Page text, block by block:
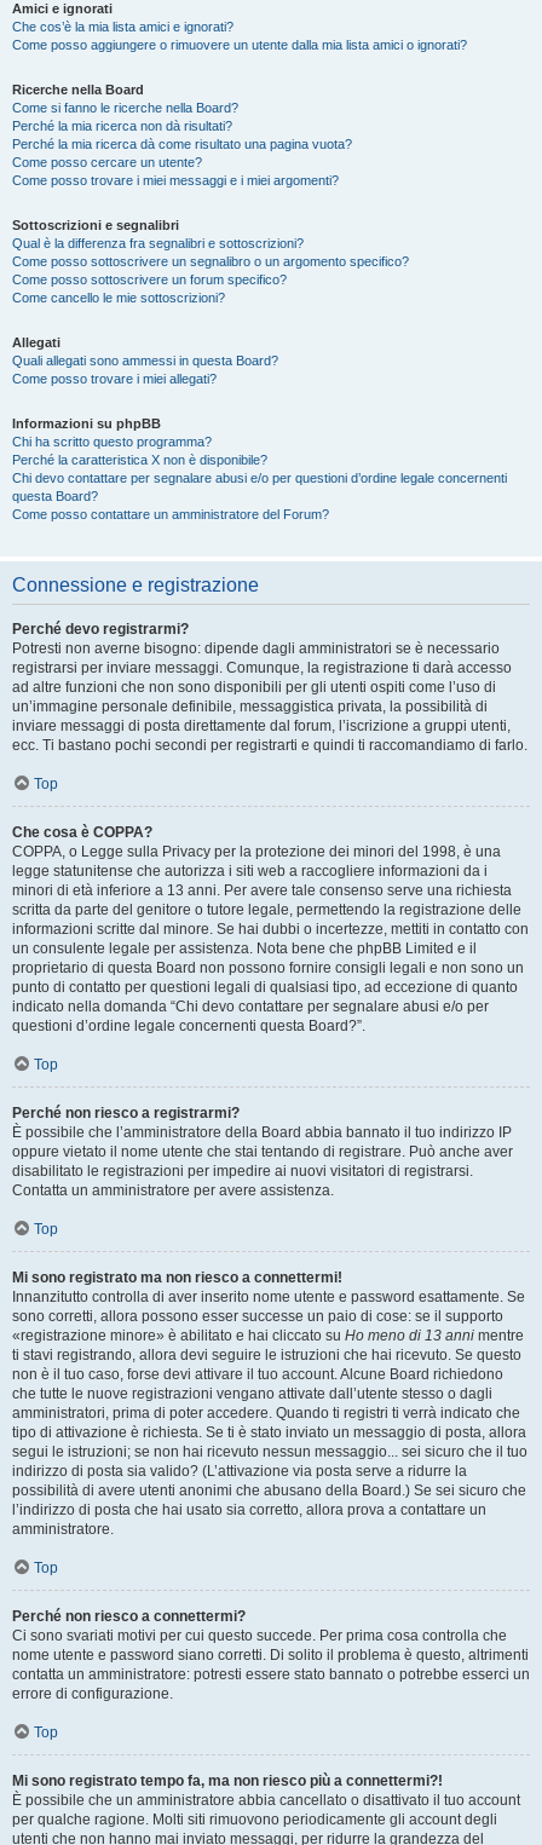
Amici e ignorati
Che cos’è la mia lista amici e ignorati?
Come posso aggiungere o rimuovere un utente dalla mia lista amici o ignorati?
Ricerche nella Board
Come si fanno le ricerche nella Board?
Perché la mia ricerca non dà risultati?
Perché la mia ricerca dà come risultato una pagina vuota?
Come posso cercare un utente?
Come posso trovare i miei messaggi e i miei argomenti?
Sottoscrizioni e segnalibri
Qual è la differenza fra segnalibri e sottoscrizioni?
Come posso sottoscrivere un segnalibro o un argomento specifico?
Come posso sottoscrivere un forum specifico?
Come cancello le mie sottoscrizioni?
Allegati
Quali allegati sono ammessi in questa Board?
Come posso trovare i miei allegati?
Informazioni su phpBB
Chi ha scritto questo programma?
Perché la caratteristica X non è disponibile?
Chi devo contattare per segnalare abusi e/o per questioni d’ordine legale concernenti
questa Board?
Come posso contattare un amministratore del Forum?
Connessione e registrazione
Perché devo registrarmi?
Potresti non averne bisogno: dipende dagli amministratori se è necessario
registrarsi per inviare messaggi. Comunque, la registrazione ti darà accesso
ad altre funzioni che non sono disponibili per gli utenti ospiti come l’uso di
un’immagine personale definibile, messaggistica privata, la possibilità di
inviare messaggi di posta direttamente dal forum, l’iscrizione a gruppi utenti,
ecc. Ti bastano pochi secondi per registrarti e quindi ti raccomandiamo di farlo.
Top
Che cosa è COPPA?
COPPA, o Legge sulla Privacy per la protezione dei minori del 1998, è una
legge statunitense che autorizza i siti web a raccogliere informazioni da i
minori di età inferiore a 13 anni. Per avere tale consenso serve una richiesta
scritta da parte del genitore o tutore legale, permettendo la registrazione delle
informazioni scritte dal minore. Se hai dubbi o incertezze, mettiti in contatto con
un consulente legale per assistenza. Nota bene che phpBB Limited e il
proprietario di questa Board non possono fornire consigli legali e non sono un
punto di contatto per questioni legali di qualsiasi tipo, ad eccezione di quanto
indicato nella domanda “Chi devo contattare per segnalare abusi e/o per
questioni d’ordine legale concernenti questa Board?”.
Top
Perché non riesco a registrarmi?
È possibile che l’amministratore della Board abbia bannato il tuo indirizzo IP
oppure vietato il nome utente che stai tentando di registrare. Può anche aver
disabilitato le registrazioni per impedire ai nuovi visitatori di registrarsi.
Contatta un amministratore per avere assistenza.
Top
Mi sono registrato ma non riesco a connettermi!
Innanzitutto controlla di aver inserito nome utente e password esattamente. Se
sono corretti, allora possono esser successe un paio di cose: se il supporto
«registrazione minore» è abilitato e hai cliccato su Ho meno di 13 anni mentre
ti stavi registrando, allora devi seguire le istruzioni che hai ricevuto. Se questo
non è il tuo caso, forse devi attivare il tuo account. Alcune Board richiedono
che tutte le nuove registrazioni vengano attivate dall’utente stesso o dagli
amministratori, prima di poter accedere. Quando ti registri ti verrà indicato che
tipo di attivazione è richiesta. Se ti è stato inviato un messaggio di posta, allora
segui le istruzioni; se non hai ricevuto nessun messaggio... sei sicuro che il tuo
indirizzo di posta sia valido? (L’attivazione via posta serve a ridurre la
possibilità di avere utenti anonimi che abusano della Board.) Se sei sicuro che
l’indirizzo di posta che hai usato sia corretto, allora prova a contattare un
amministratore.
Top
Perché non riesco a connettermi?
Ci sono svariati motivi per cui questo succede. Per prima cosa controlla che
nome utente e password siano corretti. Di solito il problema è questo, altrimenti
contatta un amministratore: potresti essere stato bannato o potrebbe esserci un
errore di configurazione.
Top
Mi sono registrato tempo fa, ma non riesco più a connettermi?!
È possibile che un amministratore abbia cancellato o disattivato il tuo account
per qualche ragione. Molti siti rimuovono periodicamente gli account degli
utenti che non hanno mai inviato messaggi, per ridurre la grandezza del